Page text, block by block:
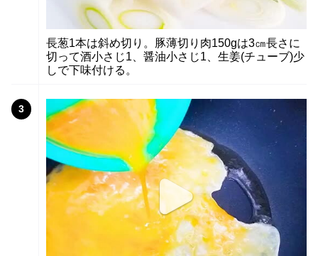
長葱1本は斜め切り。豚薄切り肉150gは3㎝長さに
切って酒小さじ1、醤油小さじ1、生姜(チューブ)少
しで下味付ける。
3